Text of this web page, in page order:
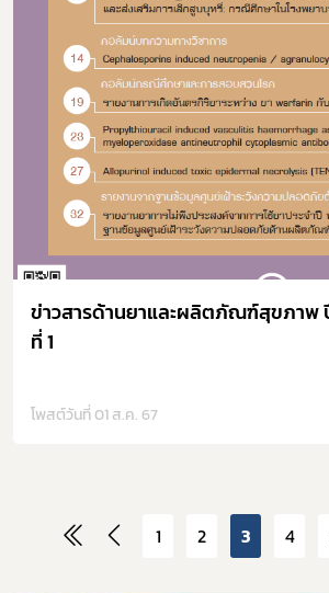
ข่าวสารด้านยาและผลิตภัณฑ์สุขภาพ
ที่ 1
โพสต์วันที่ 01 ส.ค. 67
1 2 3 4